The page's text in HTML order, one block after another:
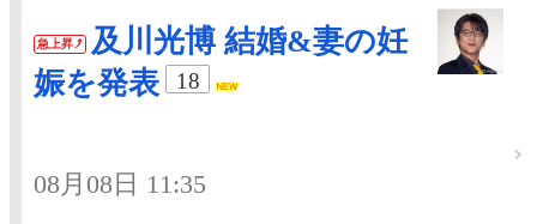
急上昇
及川光博 結婚&妻の妊
娠を発表
18
08月08日 11:35